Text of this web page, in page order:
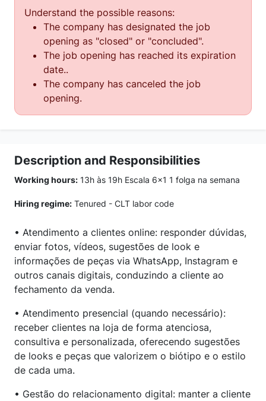
Understand the possible reasons:
The company has designated the job
opening as "closed" or "concluded".
The job opening has reached its expiration
date..
The company has canceled the job
opening.
Description and Responsibilities
Working hours: 13h às 19h Escala 6x1 1 folga na semana
Hiring regime: Tenured - CLT labor code
• Atendimento a clientes online: responder dúvidas,
enviar fotos, vídeos, sugestões de look e
informações de peças via WhatsApp, Instagram e
outros canais digitais, conduzindo a cliente ao
fechamento da venda.
• Atendimento presencial (quando necessário):
receber clientes na loja de forma atenciosa,
consultiva e personalizada, oferecendo sugestões
de looks e peças que valorizem o biótipo e o estilo
de cada uma.
• Gestão do relacionamento digital: manter a cliente